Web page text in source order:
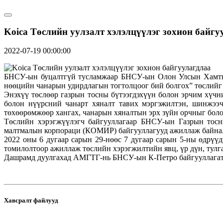
Koica Төслийн уулзалт хэлэлцүүлэг зохион
2022-07-19 00:00:00
БНСУ-ын буцалтгүй тусламжаар БНСУ-ын Олон Улсын
нөөцийн чанарын удирдлагын тогтолцоог бий болгох”
Энэхүү төслөөр газрын тосны бүтээгдэхүүн болон эрчим
болон нүүрсний чанарт хяналт тавих мэргэжилтэн,
төхөөрөмжөөр хангах, чанарын хяналтын эрх зүйн орчныг
Төслийн хэрэгжүүлэгч байгууллагаар БНСУ-ын Газрын
малтмалын корпораци (КОМИР) байгууллагууд ажиллаж байна.
2022 оны 6 дугаар сарын 29-нөөс 7 дугаар сарын 5-ны
томилолтоор ажиллаж төслийн хэрэгжилтийн явц, үр дүн,
Дашрамд дуулгахад АМГТГ-нь БНСУ-ын К-Петро
Хавсралт файлууд